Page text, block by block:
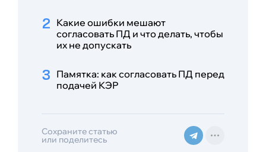
Какие ошибки мешают
согласовать ПД и что делать, чтобы
их не допускать
Памятка: как согласовать ПД перед
подачей КЭР
Сохраните статью
или поделитесь